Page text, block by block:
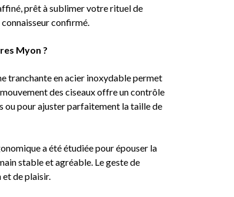
prêt à sublimer votre rituel de
confirmé.
Myon ?
tranchante en acier inoxydable permet
des ciseaux offre un contrôle
ou pour ajuster parfaitement la taille de
a été étudiée pour épouser la
stable et agréable. Le geste de
de plaisir.